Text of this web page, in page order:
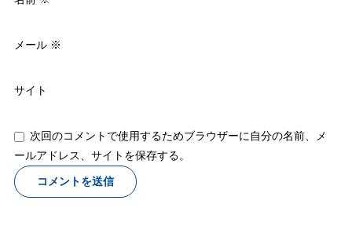
メール ※
サイト
次回のコメントで使用するためブラウザーに自分の名前、メ
ールアドレス、サイトを保存する。